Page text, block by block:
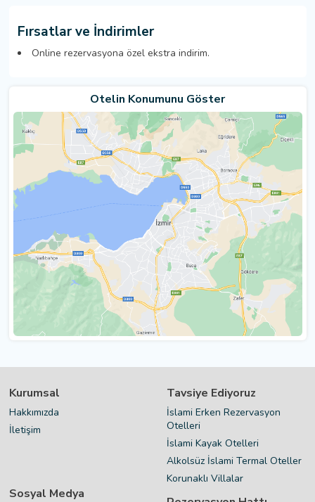
Fırsatlar ve İndirimler
Online rezervasyona özel ekstra indirim.
Otelin Konumunu Göster
Kurumsal
Hakkımızda
İletişim
Tavsiye Ediyoruz
İslami Erken Rezervasyon
Otelleri
İslami Kayak Otelleri
Alkolsüz İslami Termal Oteller
Korunaklı Villalar
Sosyal Medya